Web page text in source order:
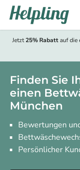
springen
Jetzt25% Rabattauf die
Finden Sie
einen
München
Bewertungen
Persönlicher